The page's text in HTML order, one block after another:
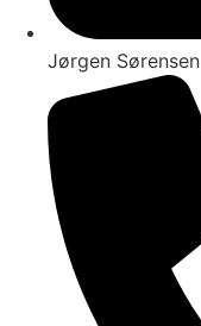
Jørgen Sørensen